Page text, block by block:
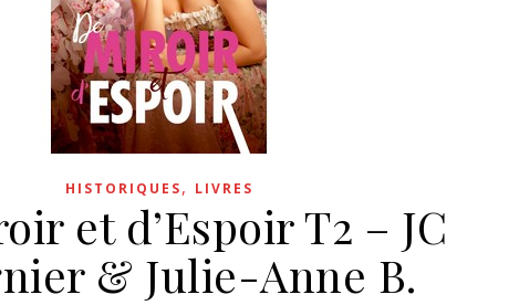
HISTORIQUES, LIVRES
et d’Espoir T2 – JC
& Julie-Anne B.